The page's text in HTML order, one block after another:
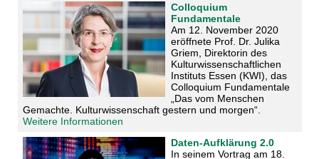
Colloquium
Fundamentale
Am 12. November 2020
eröffnete Prof. Dr. Julika
Griem, Direktorin des
Kulturwissenschaftlichen
Instituts Essen (KWI), das
Colloquium Fundamentale
„Das vom Menschen
Gemachte. Kulturwissenschaft gestern und morgen“.
Weitere Informationen
Daten-Aufklärung 2.0
In seinem Vortrag am 18.